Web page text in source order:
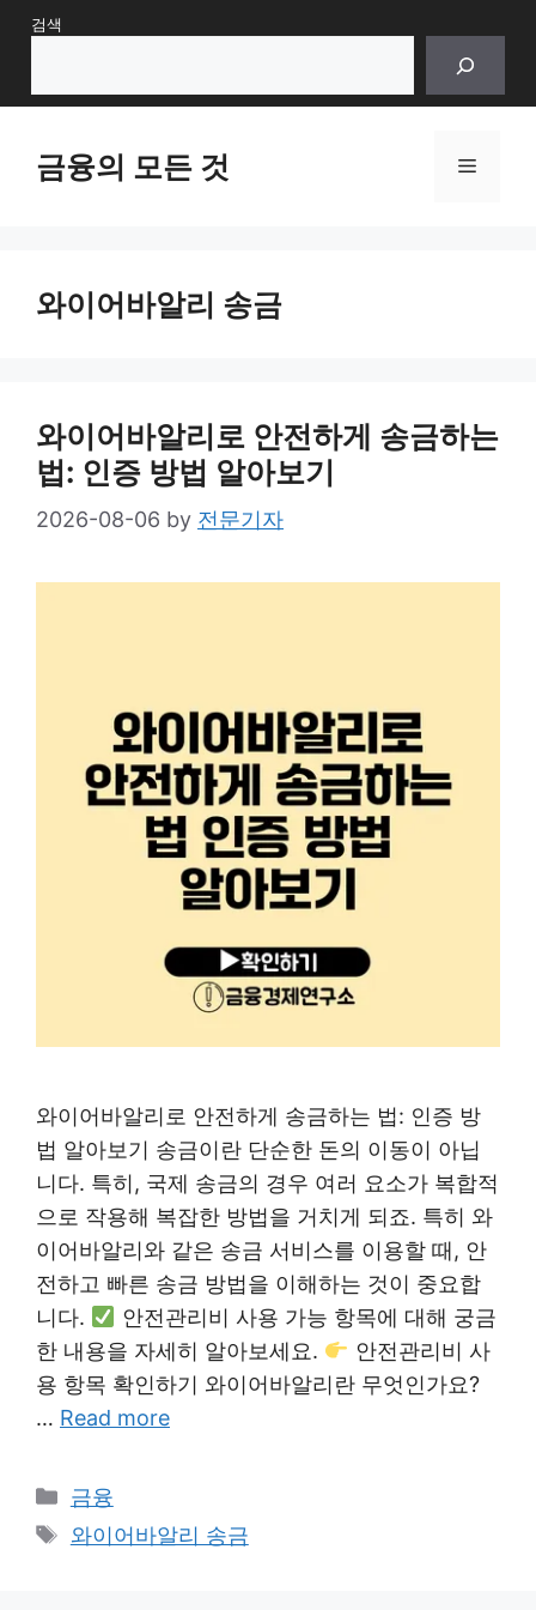
Skip검색
금융의 모든 것 Menu
와이어바알리 송금
와이어바알리로 안전하게 송금하는
법: 인증 방법 알아보기
2026-08-06 by 전문기자
와이어바알리로 안전하게 송금하는 법: 인증 방
법 알아보기 송금이란 단순한 돈의 이동이 아닙
니다. 특히, 국제 송금의 경우 여러 요소가 복합적
으로 작용해 복잡한 방법을 거치게 되죠. 특히 와
이어바알리와 같은 송금 서비스를 이용할 때, 안
전하고 빠른 송금 방법을 이해하는 것이 중요합
니다.
안전관리비 사용 가능 항목에 대해 궁금
한 내용을 자세히 알아보세요.
안전관리비 사
용 항목 확인하기 와이어바알리란 무엇인가요?
… Read more
Categories
금융
Tags
와이어바알리 송금